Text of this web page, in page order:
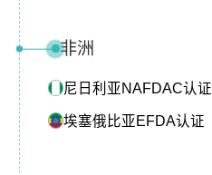
非洲
尼日利亚NAFDAC认证
埃塞俄比亚EFDA认证